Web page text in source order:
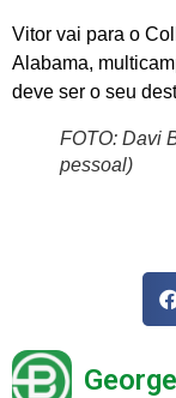
Vitor vai para o
Alabama,
deve ser o seu
FOTO: Davi
pessoal)